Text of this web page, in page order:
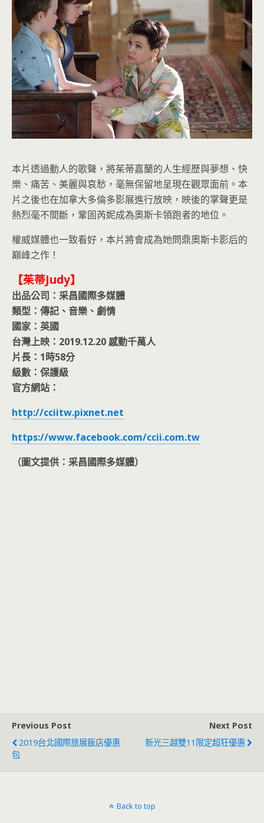
本片透過動人的歌聲，將茱蒂嘉蘭的人生經歷與夢想、快
樂、痛苦、美麗與哀愁，毫無保留地呈現在觀眾面前。本
片之後也在加拿大多倫多影展進行放映，映後的掌聲更是
熱烈毫不間斷，鞏固芮妮成為奧斯卡領跑者的地位。
權威媒體也一致看好，本片將會成為她問鼎奧斯卡影后的
巔峰之作！
【茱蒂Judy】
出品公司：采昌國際多媒體
類型：傳記、音樂、劇情
國家：英國
台灣上映：2019.12.20 感動千萬人
片長：1時58分
級數：保護級
官方網站：
http://cciitw.pixnet.net
https://www.facebook.com/ccii.com.tw
（圖文提供：采昌國際多媒體）
Previous Post
2019台北國際旅展飯店優惠
包
Next Post
新光三越雙11限定超狂優惠
Back to top